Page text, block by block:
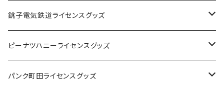
Tシャツ
キャップ
ステッカー
銚子電気鉄道ライセンスグッズ
ステッカー
缶バッジ
ピーナツハニーライセンスグッズ
Tシャツ
パンク町田ライセンスグッズ